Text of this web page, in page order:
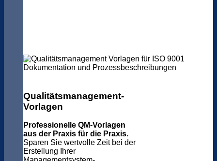
Qualitätsmanagement-
Vorlagen
Professionelle QM-Vorlagen
aus der Praxis für die Praxis.
Sparen Sie wertvolle Zeit bei der
Erstellung Ihrer